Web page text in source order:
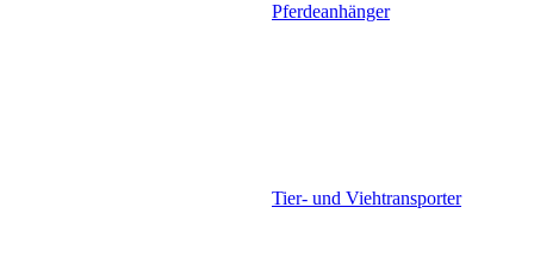
Pferdeanhänger
Tier- und Viehtransporter